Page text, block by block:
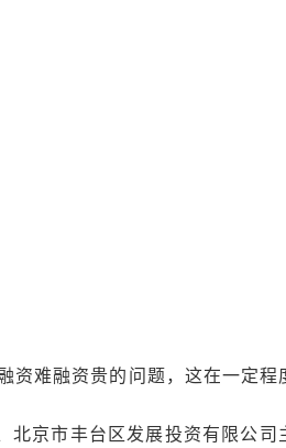
资难融资贵的问题，这在一定程
京市丰台区发展投资有限公司